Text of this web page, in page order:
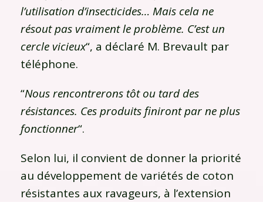
l’utilisation d’insecticides… Mais cela ne
résout pas vraiment le problème. C’est un
cercle vicieux“, a déclaré M. Brevault par
téléphone.
“Nous rencontrerons tôt ou tard des
résistances. Ces produits finiront par ne plus
fonctionner“.
Selon lui, il convient de donner la priorité
au développement de variétés de coton
résistantes aux ravageurs, à l’extension